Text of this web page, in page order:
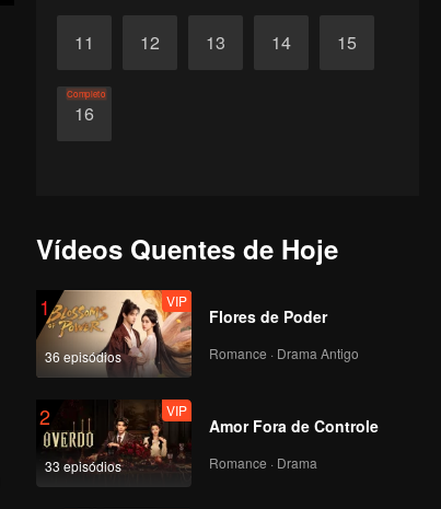
11 12 13 14 15
16
Completo
Vídeos Quentes de Hoje
1
36 episódios
VIP
Flores de Poder
Romance · Drama Antigo
2
33 episódios
VIP
Amor Fora de Controle
Romance · Drama